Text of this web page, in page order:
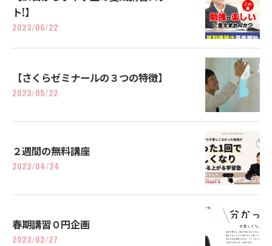
ト!】
2023/06/22
【さくらゼミナールの３つの特徴】
2023/05/22
２週間の無料講座
2023/04/24
春期講習０円企画
2023/02/27